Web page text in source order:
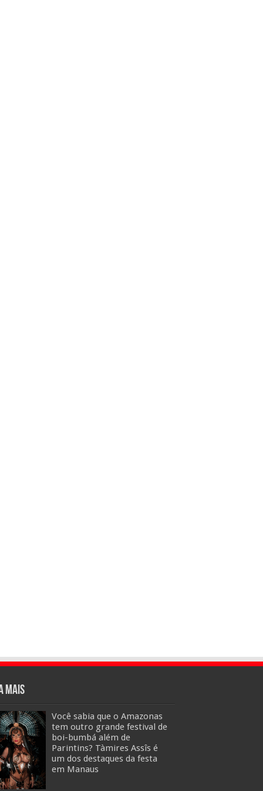
mais
Você sabia que o Amazonas
tem outro grande festival de
boi-bumbá além de
Parintins? Tàmires Assîs é
um dos destaques da festa
em Manaus